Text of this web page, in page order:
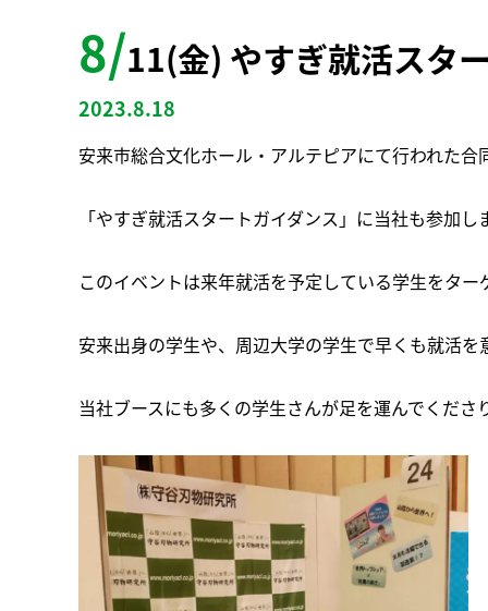
8/11(金) やすぎ就活スタ
2023.8.18
安来市総合文化ホール・アルテピアにて行われた合
「やすぎ就活スタートガイダンス」に当社も参加し
このイベントは来年就活を予定している学生をタ
安来出身の学生や、周辺大学の学生で早くも就活
当社ブースにも多くの学生さんが足を運んでくだ